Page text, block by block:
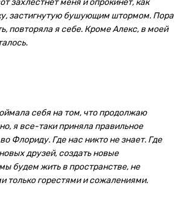
захлестнет меня и опрокинет, как
застигнутую бушующим штормом. Пора
повторяла я себе. Кроме Алекс, в моей
себя на том, что продолжаю
я все-таки приняла правильное
Флориду. Где нас никто не знает. Где
друзей, создать новые
будем жить в пространстве, не
только горестями и сожалениями.